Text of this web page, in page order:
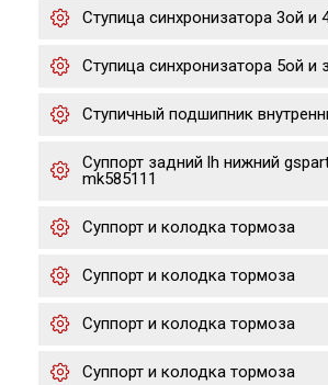
Ступица синхронизатора 3ой и
Ступица синхронизатора 5ой и
Ступичный подшипник
Суппорт задний lh нижний
mk585111
Суппорт и колодка тормоза
Суппорт и колодка тормоза
Суппорт и колодка тормоза
Суппорт и колодка тормоза